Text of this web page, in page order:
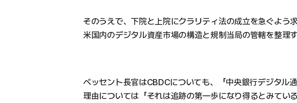
そのうえで、下院と上院にクラリティ法の成立を急ぐよう
米国内のデジタル資産市場の構造と規制当局の管轄を整理す
ベッセント長官はCBDCについても、「中央銀行デジタル
理由については「それは追跡の第一歩になり得るとみている